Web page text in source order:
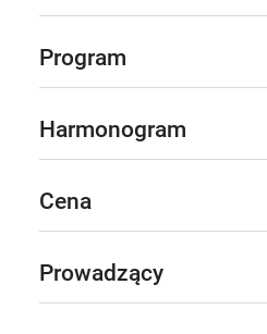
Program
Harmonogram
Cena
Prowadzący